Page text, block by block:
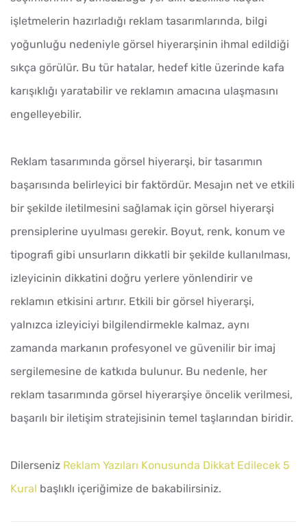
işletmelerin hazırladığı reklam tasarımlarında, bilgi
yoğunluğu nedeniyle görsel hiyerarşinin ihmal edildiği
sıkça görülür. Bu tür hatalar, hedef kitle üzerinde kafa
karışıklığı yaratabilir ve reklamın amacına ulaşmasını
engelleyebilir.
Reklam tasarımında görsel hiyerarşi, bir tasarımın
başarısında belirleyici bir faktördür. Mesajın net ve etkili
bir şekilde iletilmesini sağlamak için görsel hiyerarşi
prensiplerine uyulması gerekir. Boyut, renk, konum ve
tipografi gibi unsurların dikkatli bir şekilde kullanılması,
izleyicinin dikkatini doğru yerlere yönlendirir ve
reklamın etkisini artırır. Etkili bir görsel hiyerarşi,
yalnızca izleyiciyi bilgilendirmekle kalmaz, aynı
zamanda markanın profesyonel ve güvenilir bir imaj
sergilemesine de katkıda bulunur. Bu nedenle, her
reklam tasarımında görsel hiyerarşiye öncelik verilmesi,
başarılı bir iletişim stratejisinin temel taşlarından biridir.
Dilerseniz Reklam Yazıları Konusunda Dikkat Edilecek 5
Kural başlıklı içeriğimize de bakabilirsiniz.